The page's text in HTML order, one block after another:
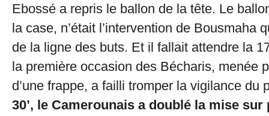
Ebossé a repris le ballon de la tête. Le
la case, n’était l’intervention de Bousmaha
de la ligne des buts. Et il fallait attendre la
la première occasion des Bécharis, menée
d’une frappe, a failli tromper la vigilance du
30’, le Camerounais a doublé la mise sur